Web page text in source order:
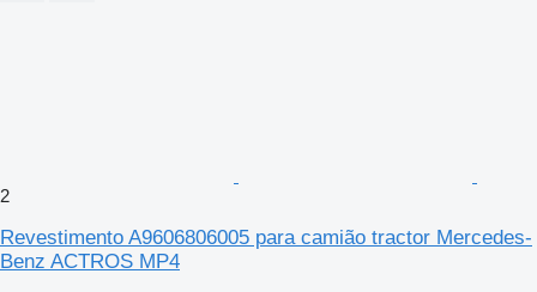
2
Revestimento A9606806005 para camião tractor Mercedes-
Benz ACTROS MP4